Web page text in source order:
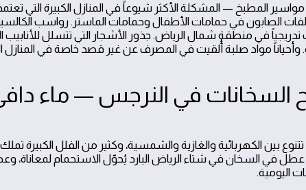
المطبخ — المشكلة الأكثر شيوعاً في المنازل الكبيرة التي
الصابون في حمامات الأطفال وحمامات الماستر. رواسب
تدريجياً في منطقة شمال الرياض. جذور الأشجار التي تتسلل للأنابيب
وأحياناً مواد صلبة أُلقيت في المصرف عن غير قصد خاصة في المنازل
السخانات في النرجس — ماء
بين الكهربائية والغازية والشمسية، وكثير من الفلل الكبيرة
عطل في السخان في شتاء الرياض البارد يُحوّل الاستحمام
اليومية.